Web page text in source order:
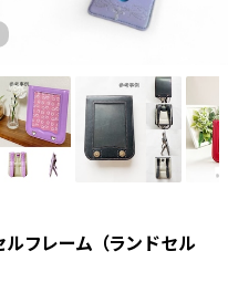
フレーム （ランドセル